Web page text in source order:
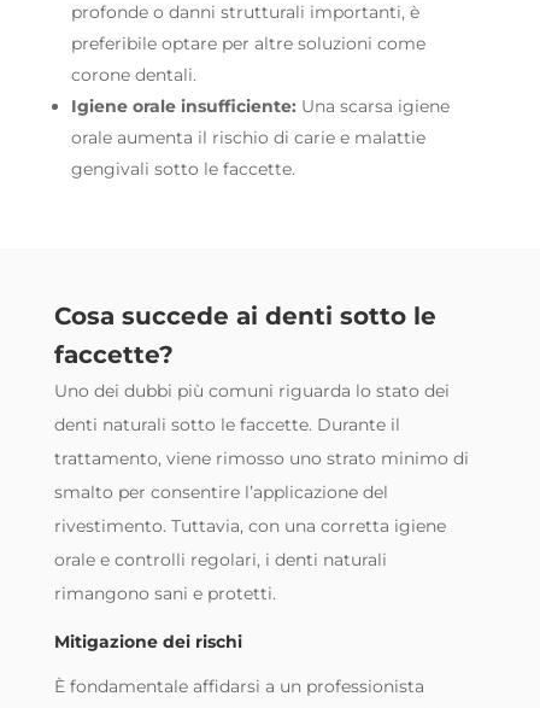
profonde o danni strutturali importanti, è
preferibile optare per altre soluzioni come
corone dentali.
Igiene orale insufficiente: Una scarsa igiene
orale aumenta il rischio di carie e malattie
gengivali sotto le faccette.
Cosa succede ai denti sotto le
faccette?
Uno dei dubbi più comuni riguarda lo stato dei
denti naturali sotto le faccette. Durante il
trattamento, viene rimosso uno strato minimo di
smalto per consentire l’applicazione del
rivestimento. Tuttavia, con una corretta igiene
orale e controlli regolari, i denti naturali
rimangono sani e protetti.
Mitigazione dei rischi
È fondamentale affidarsi a un professionista